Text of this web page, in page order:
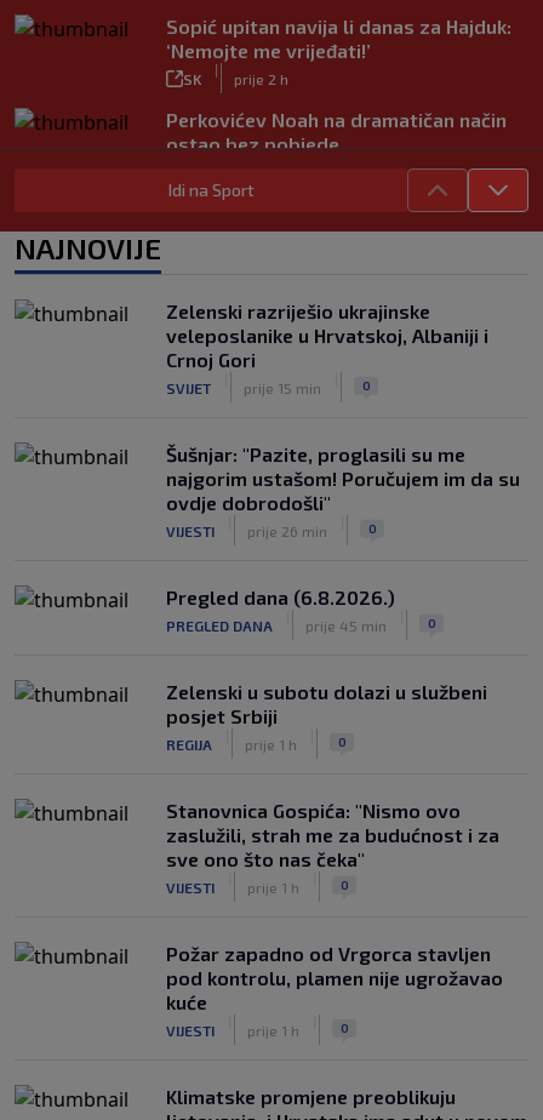
Sopić upitan navija li danas za Hajduk:
‘Nemojte me vrijeđati!’
SK
|
prije 2 h
Perkovićev Noah na dramatičan način
ostao bez pobjede
Dalić u Emirate vodi dvojicu velikana
hrvatskog nogometa, evo što će oni
Zlatko Dalić ima novi posao! Postaje
treći Hrvat na kormilu te reprezentacije
SK prije 11 h
Idi na Sport
NAJNOVIJE
Zelenski razriješio ukrajinske
veleposlanike u Hrvatskoj, Albaniji i
Crnoj Gori
SVIJET prije 15 min 0
Šušnjar: "Pazite, proglasili su me
najgorim ustašom! Poručujem im da su
ovdje dobrodošli"
VIJESTI prije 26 min 0
Pregled dana (6.8.2026.)
PREGLED DANA prije 45 min 0
Zelenski u subotu dolazi u službeni
posjet Srbiji
REGIJA prije 1 h 0
Stanovnica Gospića: "Nismo ovo
zaslužili, strah me za budućnost i za
sve ono što nas čeka"
VIJESTI prije 1 h 0
Požar zapadno od Vrgorca stavljen
pod kontrolu, plamen nije ugrožavao
kuće
VIJESTI prije 1 h 0
Klimatske promjene preoblikuju